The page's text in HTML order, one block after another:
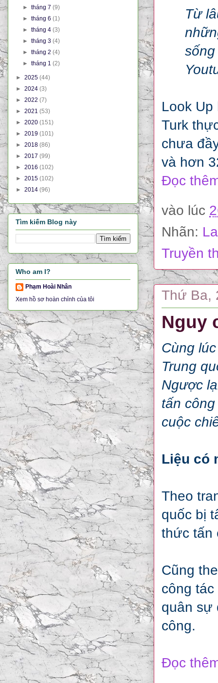
Từ
Look
Turk
chưa
và hơn
Đọc
vào lúc
Nhãn:
Truyền
Thứ Ba,
Nguy
Cùng
Trung
Ngược
tấn
cuộc
Liệu có
Theo
quốc bị
thức tấn
Cũng
công
quân sự
công.
Đọc
►tháng 7(9)
►tháng 6(1)
►tháng 4(3)
►tháng 3(4)
►tháng 2(4)
►tháng 1(2)
► 2025 (44)
► 2024 (3)
► 2022 (7)
► 2021 (53)
► 2020 (151)
► 2019 (101)
► 2018 (86)
► 2017 (99)
► 2016 (102)
► 2015 (102)
► 2014 (96)
Tìm kiếm Blog này
Who am I?
Phạm Hoài Nhân
Xem hồ sơ hoàn chỉnh của tôi